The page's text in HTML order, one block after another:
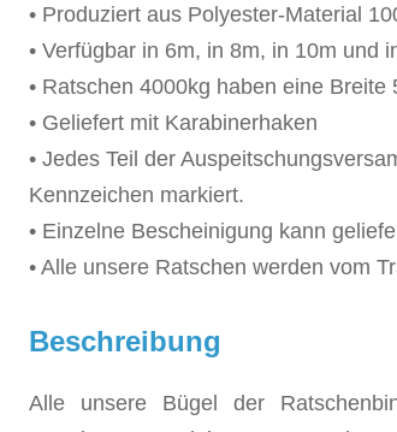
• Produziert aus Polyester-Material
• Verfügbar in 6m, in 8m, in 10m und
• Ratschen 4000kg haben eine
• Geliefert mit Karabinerhaken
• Jedes Teil der
Kennzeichen markiert.
• Einzelne Bescheinigung kann
• Alle unsere Ratschen werden vom
Beschreibung
Alle unsere Bügel der